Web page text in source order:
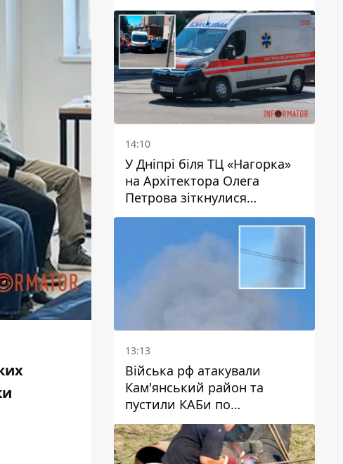
14:10
У Дніпрі біля ТЦ «Нагорка»
на Архітектора Олега
Петрова зіткнулися
«швидка» та Toyota: трамваї
№5 затримуються
13:13
Війська рф атакували
Кам'янський район та
пустили КАБи по
Павлограду: постраждав
чоловік, в небо здіймається
стовп диму